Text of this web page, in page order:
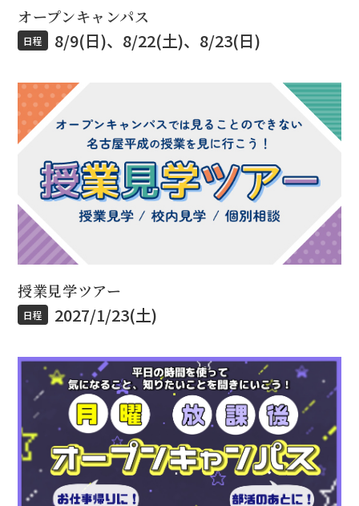
オープンキャンパス
日程 8/9(日)、8/22(土)、8/23(日)
授業見学ツアー
日程 2027/1/23(土)